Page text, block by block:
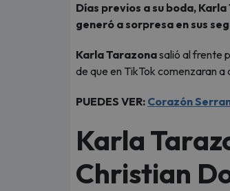
Días previos a su boda,
generó a sorpresa en sus
Karla Tarazonasalió al frente
de que en TikTok comenzaran
PUEDES VER: Corazón
Karla
Christian